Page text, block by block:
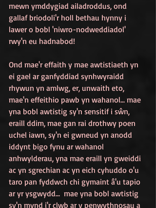
mewn ymddygiad ailadroddus, ond
gallaf briodoli'r holl bethau hynny i
lawer o bobl 'niwro-nodweddiadol'
rwy'n eu hadnabod!
Ond mae'r effaith y mae awtistiaeth yn
ei gael ar ganfyddiad synhwyraidd
rhywun yn amlwg, er, unwaith eto,
mae'n effeithio pawb yn wahanol... mae
yna bobl awtistig sy'n sensitif i sŵn,
eraill ddim, mae gan rai drothwy poen
uchel iawn, sy'n ei gwneud yn anodd
iddynt bigo fynu ar wahanol
anhwylderau, yna mae eraill yn gweiddi
ac yn sgrechian ac yn eich cyhuddo o'u
taro pan fyddwch chi gymaint â'u tapio
ar yr ysgwydd... mae yna bobl awtistig
sy'n mynd i'r clwb ar y penwythnosau a